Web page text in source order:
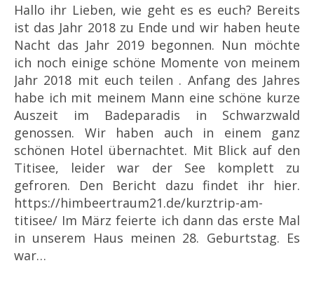
Hallo ihr Lieben, wie geht es es euch? Bereits
ist das Jahr 2018 zu Ende und wir haben heute
Nacht das Jahr 2019 begonnen. Nun möchte
ich noch einige schöne Momente von meinem
Jahr 2018 mit euch teilen . Anfang des Jahres
habe ich mit meinem Mann eine schöne kurze
Auszeit im Badeparadis in Schwarzwald
genossen. Wir haben auch in einem ganz
schönen Hotel übernachtet. Mit Blick auf den
Titisee, leider war der See komplett zu
gefroren. Den Bericht dazu findet ihr hier.
https://himbeertraum21.de/kurztrip-am-
titisee/ Im März feierte ich dann das erste Mal
in unserem Haus meinen 28. Geburtstag. Es
war…